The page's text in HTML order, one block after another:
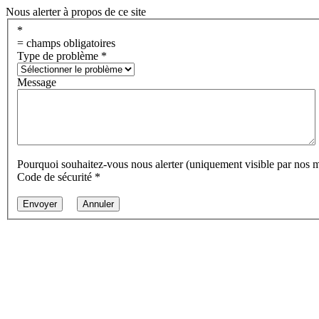
Nous alerter à propos de ce site
*
= champs obligatoires
Type de problème *
Message
Pourquoi souhaitez-vous nous alerter (uniquement visible par nos
Code de sécurité *